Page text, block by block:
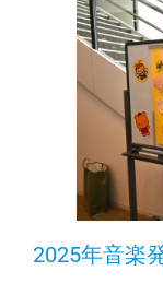
2025年音楽